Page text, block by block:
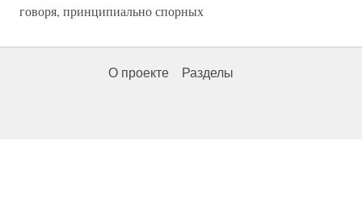
говоря, принципиально спорных
О проекте Разделы